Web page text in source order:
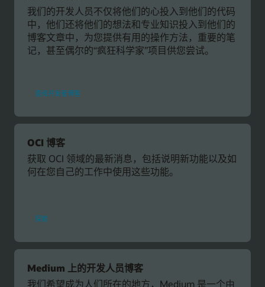
我们的开发人员不仅将他们的心投入到他们的代码
中，他们还将他们的想法和专业知识投入到他们的
博客文章中，为您提供有用的操作方法，重要的笔
记，甚至偶尔的“疯狂科学家”项目供您尝试。
查阅开发者博客
OCI 博客
获取 OCI 领域的最新消息，包括说明新功能以及如
何在您自己的工作中使用这些功能。
探索
Medium 上的开发人员博客
我们希望成为人们所在的地方，Medium 是一个由